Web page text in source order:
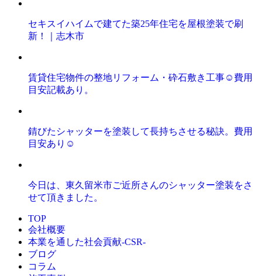
セキスイハイムで建てた築25年住宅を屋根塗装で刷
新！｜志木市
賃貸住宅物件の整地リフォーム・砕石敷き工事☺️費用
目安記載あり。
錆びたシャッターを塗装して長持ちさせる秘訣。費用
目安あり☺️
今日は、東久留米市ご近所さんのシャッター塗装をさ
せて頂きました。
TOP
会社概要
本業を通した社会貢献-CSR-
ブログ
コラム